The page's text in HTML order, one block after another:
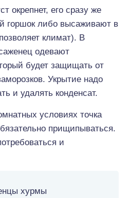
окрепнет, его сразу же
горшок либо высаживают в
климат). В
одевают
будет защищать от
Укрытие надо
и удалять конденсат.
условиях точка
прищипываться.
и
хурмы